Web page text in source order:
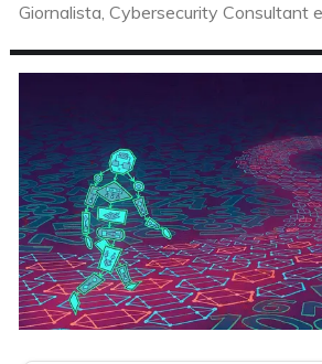
Giornalista, Cybersecurity Consultant